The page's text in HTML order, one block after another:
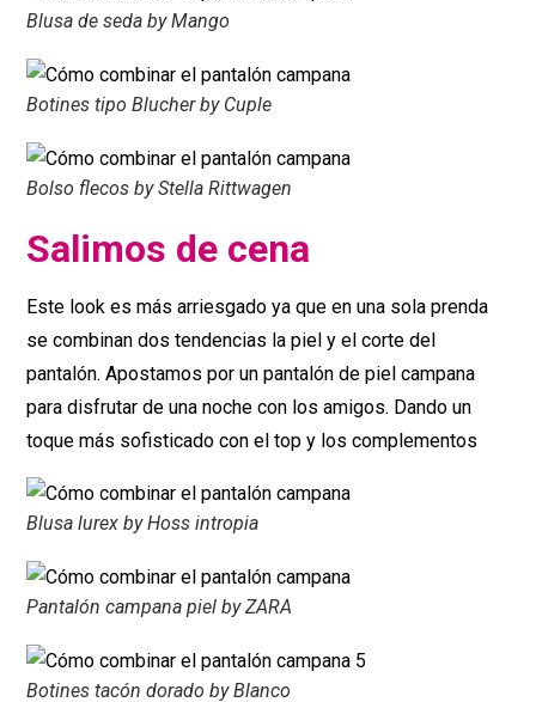
Blusa de seda by Mango
Botines tipo Blucher by Cuple
Bolso flecos by Stella Rittwagen
Salimos de cena
Este look es más arriesgado ya que en una sola prenda
se combinan dos tendencias la piel y el corte del
pantalón. Apostamos por un pantalón de piel campana
para disfrutar de una noche con los amigos. Dando un
toque más sofisticado con el top y los complementos
Blusa lurex by Hoss intropia
Pantalón campana piel by ZARA
Botines tacón dorado by Blanco